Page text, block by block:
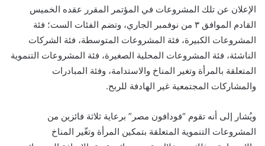
الإعلان عن تلك المشروعات في المؤتمر المقرر عقده الخميس
القادم الموافق ٣ من نوفمبر الجاري، وتضم الفئات الست؛ فئة
المشروعات الكبيرة، فئة المشروعات المتوسطة، فئة الشركات
الناشئة، فئة المشروعات المحلية الصغيرة، فئة المشروعات التنموية
المتعلقة بالمرأة وتغير المناخ والاستدامة، وفئة المبادرات
والمشاركات المجتمعية غير الهادفة للربح.
ويُشار إلى أنه تقوم “فودافون مصر” برعاية ثلاثة فائزين من
المشروعات التنموية المتعلقة بتمكين المرأة وتغّير المناخ